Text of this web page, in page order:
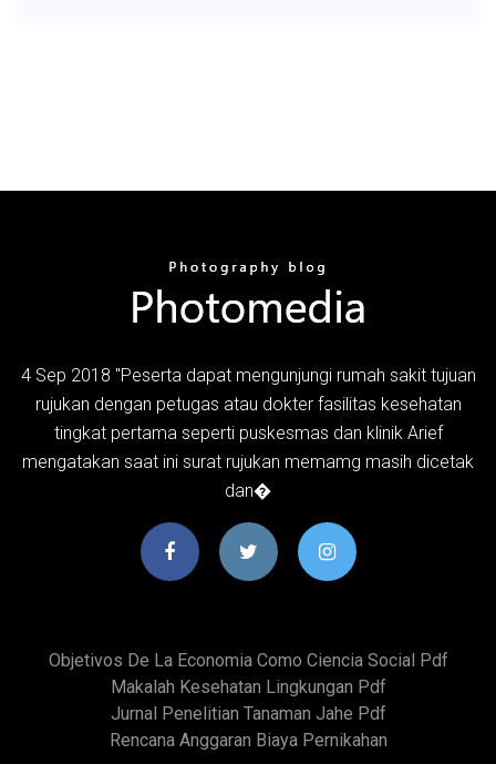
4 Sep 2018 "Peserta dapat mengunjungi rumah sakit tujuan
rujukan dengan petugas atau dokter fasilitas kesehatan
tingkat pertama seperti puskesmas dan klinik Arief
mengatakan saat ini surat rujukan memamg masih dicetak
dan�
Objetivos De La Economia Como Ciencia Social Pdf
Makalah Kesehatan Lingkungan Pdf
Jurnal Penelitian Tanaman Jahe Pdf
Rencana Anggaran Biaya Pernikahan